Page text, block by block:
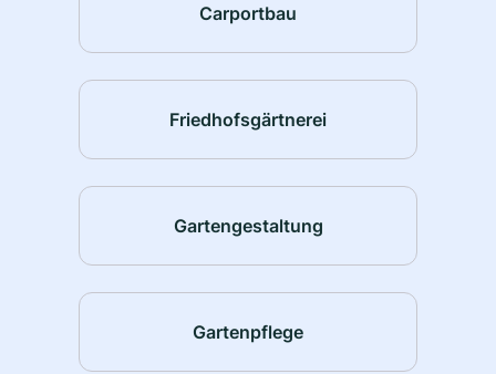
Carportbau
Friedhofsgärtnerei
Gartengestaltung
Gartenpflege